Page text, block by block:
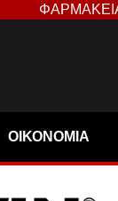
ΟΙΚΟΝΟΜΙΑ